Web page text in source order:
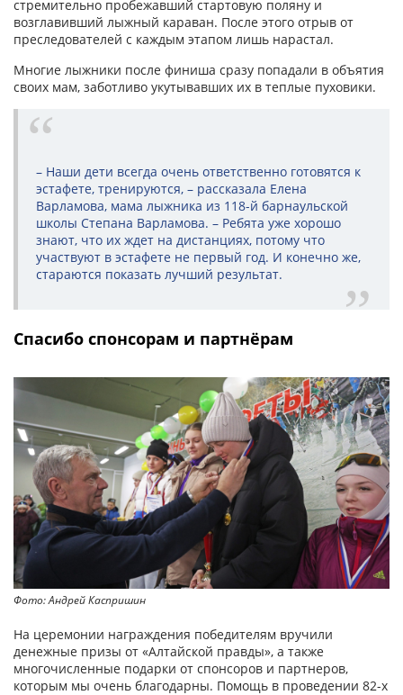
стремительно пробежавший стартовую поляну и
возглавивший лыжный караван. После этого отрыв от
преследователей с каждым этапом лишь нарастал.
Многие лыжники после финиша сразу попадали в объятия
своих мам, заботливо укутывавших их в теплые пуховики.
– Наши дети всегда очень ответственно готовятся к
эстафете, тренируются, – рассказала Елена
Варламова, мама лыжника из 118-й барнаульской
школы Степана Варламова. – Ребята уже хорошо
знают, что их ждет на дистанциях, потому что
участвуют в эстафете не первый год. И конечно же,
стараются показать лучший результат.
Спасибо спонсорам и партнёрам
Фото: Андрей Каспришин
На церемонии награждения победителям вручили
денежные призы от «Алтайской правды», а также
многочисленные подарки от спонсоров и партнеров,
которым мы очень благодарны. Помощь в проведении 82-х